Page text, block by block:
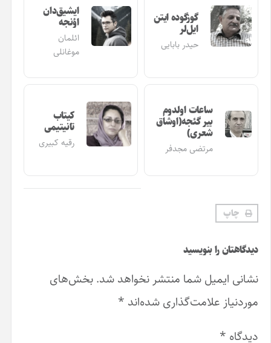
ایشیق‌دان
اؤنجه
ائلمان
کیتاب
تانیتیمی
رقیه کبیری
شد. بخش‌های